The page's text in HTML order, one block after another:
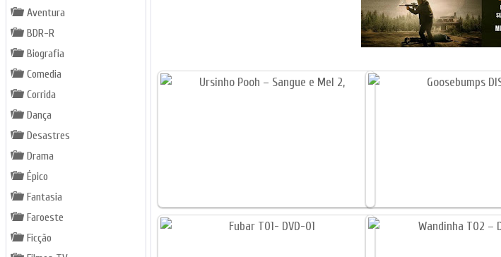
Aventura
BDR-R
Biografia
Comedia
Corrida
Dança
Desastres
Drama
Épico
Fantasia
Faroeste
Ficção